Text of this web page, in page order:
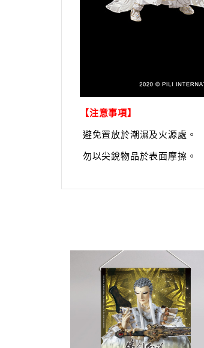
【注意事項】
避免置放於潮濕及火源處。
勿以尖銳物品於表面摩擦。